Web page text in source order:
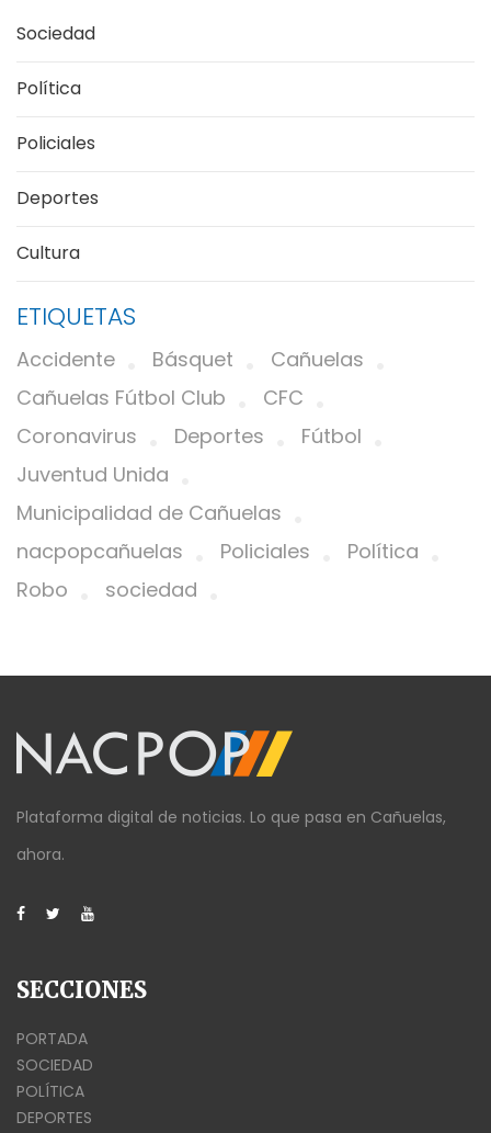
Sociedad
Política
Policiales
Deportes
Cultura
ETIQUETAS
Accidente Básquet
Cañuelas
Cañuelas Fútbol Club
CFC
Coronavirus
Deportes
Fútbol
Juventud Unida
Municipalidad de Cañuelas
nacpopcañuelas
Policiales
Política
Robo
sociedad
Plataforma digital de noticias. Lo que pasa en Cañuelas,
ahora.
SECCIONES
PORTADA
SOCIEDAD
POLÍTICA
DEPORTES